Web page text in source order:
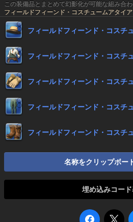
この装備品とまとめて幻影化が可能な組み合わ
フィールドフィーンド・コスチュームアタイア
フィールドフィーンド・コスチ
フィールドフィーンド・コスチ
フィールドフィーンド・コスチ
フィールドフィーンド・コスチ
フィールドフィーンド・コスチ
名称をクリップボー
埋め込みコー